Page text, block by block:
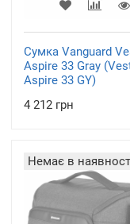
Сумка Vanguard
Aspire 33 Gray
Aspire 33 GY)
4 212 грн
Немає в